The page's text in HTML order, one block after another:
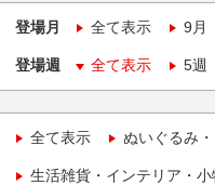
登場月 全て表示 9月
登場週 全て表示 5週
全て表示 ぬいぐるみ
生活雑貨・インテリア・小